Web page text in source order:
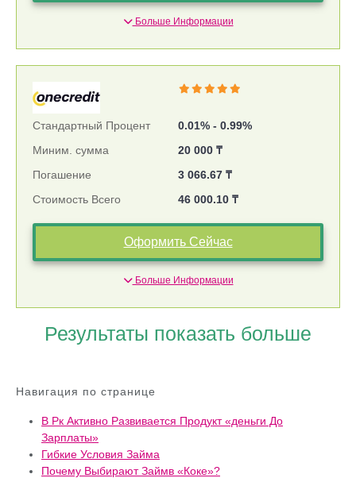
Больше Информации
Стандартный Процент
0.01% - 0.99%
Миним. сумма
20 000 ₸
Погашение
3 066.67 ₸
Стоимость Всего
46 000.10 ₸
Оформить Сейчас
Больше Информации
Результаты показать больше
Навигация по странице
В Рк Активно Развивается Продукт «деньги До
Зарплаты»
Гибкие Условия Займа
Почему Выбирают Займв «Коке»?